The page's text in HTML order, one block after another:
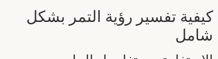
كيفية تفسير رؤية التمر بشكل
شامل